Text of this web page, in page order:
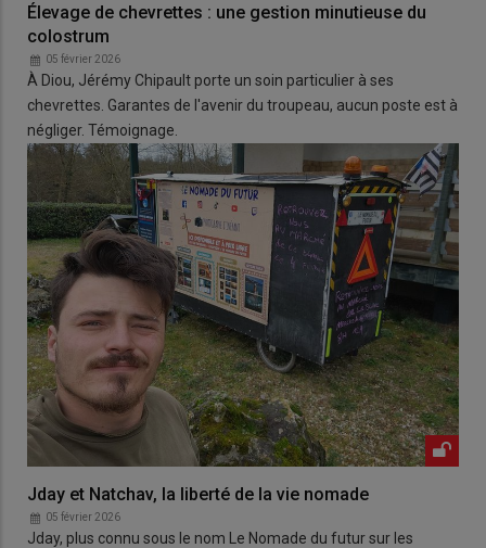
Élevage de chevrettes : une gestion minutieuse du
colostrum
05 février 2026
À Diou, Jérémy Chipault porte un soin particulier à ses
chevrettes. Garantes de l'avenir du troupeau, aucun poste est à
négliger. Témoignage.
Jday et Natchav, la liberté de la vie nomade
05 février 2026
Jday, plus connu sous le nom Le Nomade du futur sur les